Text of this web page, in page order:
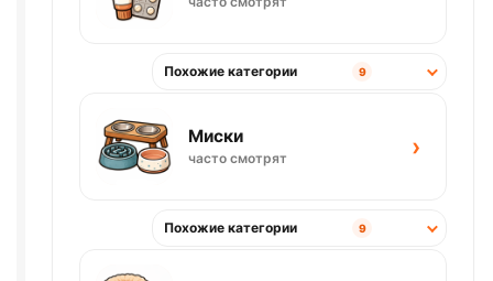
Похожие категории 9
Миски
часто смотрят ›
Похожие категории 9